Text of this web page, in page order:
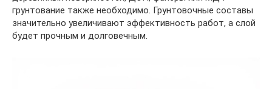
грунтование также необходимо. Грунтовочные составы
значительно увеличивают эффективность работ, а слой
будет прочным и долговечным.